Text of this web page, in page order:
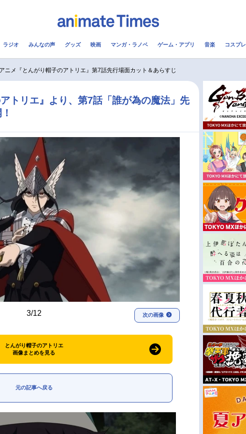
コスプレ 2.5次元 配信・Vtuber
男性声優/女性声優一覧
今期アニメ曜日別一覧
FOLLOW US
ラジオ みんなの声 グッズ 映画 マンガ・ラノベ ゲーム・アプリ 音楽 コスプレ
ニメ『とんがり帽子のアトリエ』第7話先行場面カット＆あらすじ
トリエ』より、第7話「誰が為の魔法」先
3/12 次の画像
とんがり帽子のアトリエ
画像まとめを見る
元の記事へ戻る